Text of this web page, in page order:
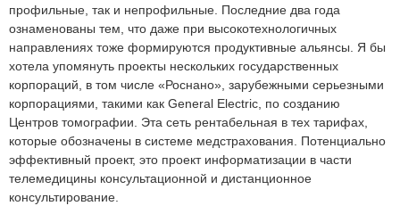
профильные, так и непрофильные. Последние два года
ознаменованы тем, что даже при высокотехнологичных
направлениях тоже формируются продуктивные альянсы. Я бы
хотела упомянуть проекты нескольких государственных
корпораций, в том числе «Роснано», зарубежными серьезными
корпорациями, такими как General Electric, по созданию
Центров томографии. Эта сеть рентабельная в тех тарифах,
которые обозначены в системе медстрахования. Потенциально
эффективный проект, это проект информатизации в части
телемедицины консультационной и дистанционное
консультирование.